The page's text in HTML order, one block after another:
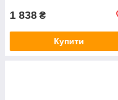
1 838 ₴
Купити